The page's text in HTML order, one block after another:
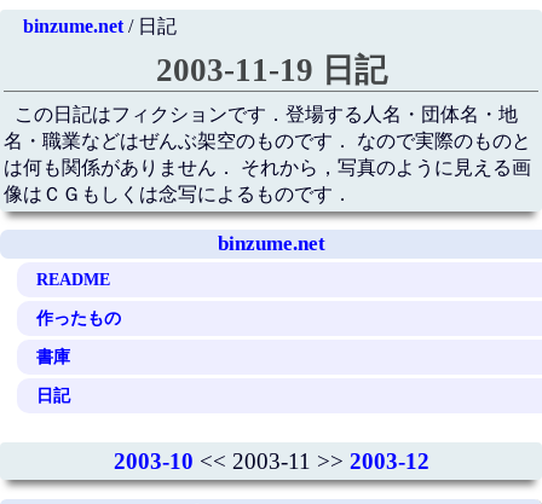
binzume.net/ 日記
2003-11-19 日記
この日記はフィクションです．登場する人名・団体名・地
名・職業などはぜんぶ架空のものです． なので実際のものと
は何も関係がありません． それから，写真のように見える画
像はＣＧもしくは念写によるものです．
binzume.net
README
作ったもの
書庫
日記
2003-10 << 2003-11 >> 2003-12